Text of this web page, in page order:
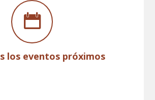
los eventos próximos